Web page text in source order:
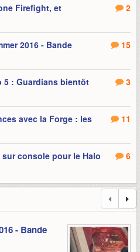
2
Firefight, et
15
2016 - Bande
3
5 : Guardians bientôt
11
avec la Forge : les
6
console pour le Halo
- Bande